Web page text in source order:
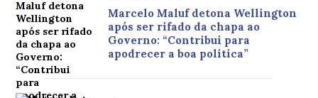
Marcelo Maluf detona Wellington
após ser rifado da chapa ao
Governo: “Contribui para
apodrecer a boa política”